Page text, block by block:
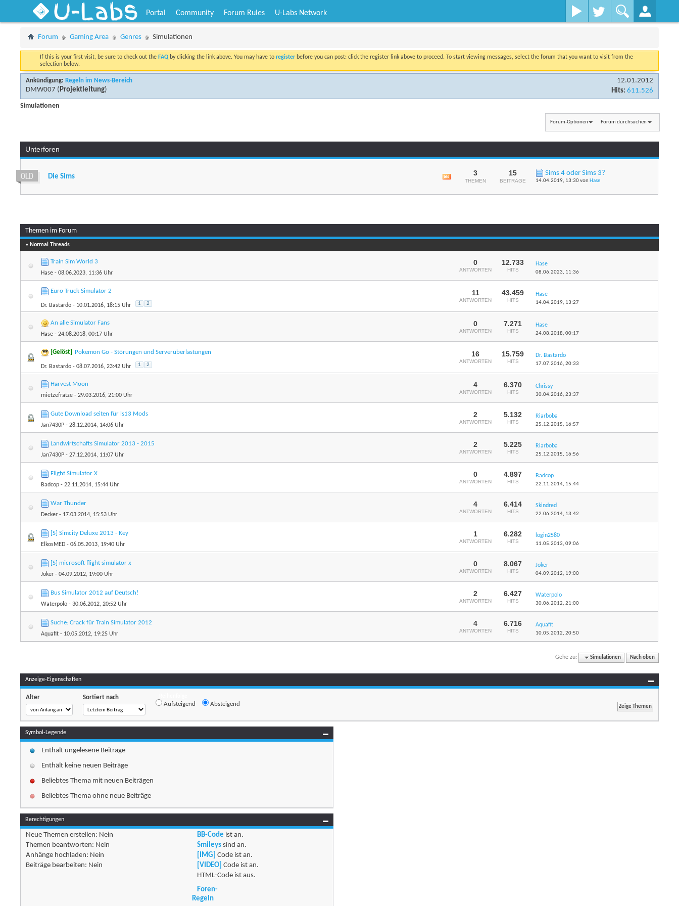
U-Labs Portal Community Forum Rules U-Labs Network
Forum Gaming Area Genres Simulationen
If this is your first visit, be sure to check out the FAQ by clicking the link above. You may have toregister before you can post: click the register link above to proceed. To start viewing messages, select the forum that you want to visit from the
selection below.
Ankündigung: Regeln im News-Bereich
DMW007 (Projektleitung)
12.01.2012
Hits: 611.526
Simulationen
Forum-Optionen Forum durchsuchen
Unterforen
Die Sims
RSS-
dieses
3
THEMEN
15
BEITRÄGE
Sims 4 oder Sims 3?
14.04.2019, 13:30vonHase
Themen im Forum
» Normal Threads
Train Sim World 3
Hase - 08.06.2023, 11:36 Uhr
0
ANTWORTEN
12.733
HITS
Hase
08.06.2023, 11:36
Euro Truck Simulator 2
Dr. Bastardo - 10.01.2016, 18:15 Uhr 1 2
11
ANTWORTEN
43.459
HITS
Hase
14.04.2019, 13:27
An alle Simulator Fans
Hase - 24.08.2018, 00:17 Uhr
0
ANTWORTEN
7.271
HITS
Hase
24.08.2018,00:17
[Gelöst] Pokemon Go - Störungen und Serverüberlastungen
Dr. Bastardo - 08.07.2016, 23:42 Uhr 1 2
16
ANTWORTEN
15.759
HITS
Dr. Bastardo
17.07.2016,20:33
Harvest Moon
mietzefratze - 29.03.2016, 21:00 Uhr
4
ANTWORTEN
6.370
HITS
Chrissy
30.04.2016,23:37
Gute Download seiten für ls13 Mods
Jan7430P - 28.12.2014, 14:06 Uhr
2
ANTWORTEN
5.132
HITS
Riarboba
25.12.2015, 16:57
Landwirtschafts Simulator 2013 - 2015
Jan7430P - 27.12.2014, 11:07 Uhr
2
ANTWORTEN
5.225
HITS
Riarboba
25.12.2015, 16:56
Flight Simulator X
Badcop - 22.11.2014, 15:44 Uhr
0
ANTWORTEN
4.897
HITS
Badcop
22.11.2014, 15:44
War Thunder
Decker - 17.03.2014, 15:53 Uhr
4
ANTWORTEN
6.414
HITS
Skindred
22.06.2014, 13:42
[S] Simcity Deluxe 2013 - Key
ElkosMED - 06.05.2013, 19:40 Uhr
1
ANTWORTEN
6.282
HITS
login2580
11.05.2013,09:06
[S] microsoft flight simulator x
Joker - 04.09.2012, 19:00 Uhr
0
ANTWORTEN
8.067
HITS
Joker
04.09.2012, 19:00
Bus Simulator 2012 auf Deutsch!
Waterpolo - 30.06.2012, 20:52 Uhr
2
ANTWORTEN
6.427
HITS
Waterpolo
30.06.2012,21:00
Suche: Crack für Train Simulator 2012
Aquafit - 10.05.2012, 19:25 Uhr
4
ANTWORTEN
6.716
HITS
Aquafit
10.05.2012,20:50
Gehe zu: Simulationen Nach oben
Anzeige-Eigenschaften
Alter Sortiert nach
Aufsteigend Absteigend
Symbol-Legende
Enthält ungelesene Beiträge
Enthält keine neuen Beiträge
Beliebtes Thema mit neuen Beiträgen
Beliebtes Thema ohne neue Beiträge
Berechtigungen
Neue Themen erstellen: Nein
Themen beantworten: Nein
Anhänge hochladen: Nein
Beiträge bearbeiten: Nein
BB-Code ist an.
Smileyssind an.
[IMG] Code ist an.
[VIDEO] Code ist an.
HTML-Code ist aus.
Foren-
Regeln